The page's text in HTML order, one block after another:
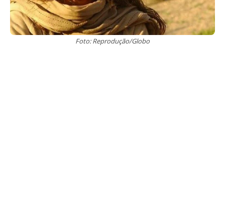
Foto: Reprodução/Globo